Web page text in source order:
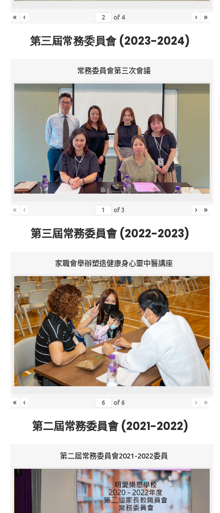
« ‹ of 4 › »
第三屆常務委員會 (2023-2024)
常務委員會第三次會議
« ‹ of3 › »
第三屆常務委員會 (2022-2023)
家職會舉辦塑造健康身心靈中醫講座
« ‹ of 6 › »
第二屆常務委員會 (2021-2022)
第二屆常務委員會2021-2022委員